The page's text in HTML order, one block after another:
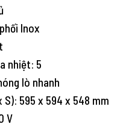
Inox
nhiệt: 5
lò nhanh
S): 595 x 594 x 548 mm
V